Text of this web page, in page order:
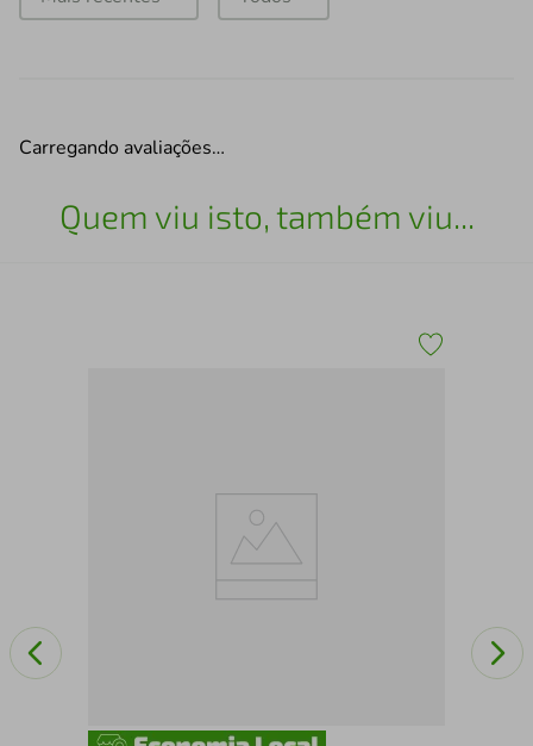
Carregando avaliações…
Quem viu isto, também viu...